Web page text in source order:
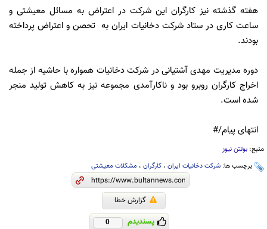
هفته گذشته نیز کارگران این شرکت در اعتراض به مسائل معیشتی و
ساعت کاری در ستاد شرکت دخانیات ایران به تحصن و اعتراض پرداخته
بودند.
دوره مدیریت مهدی آشتیانی در شرکت دخانیات همواره با حاشیه از جمله
اخراج کارگران روبرو بود و ناکارآمدی مجموعه نیز به کاهش تولید منجر
شده است.
انتهای پیام/#
منبع: بولتن نیوز
برچسب ها: شرکت دخانیات ایران ، کارگران ، مشکلات معیشتی
گزارش خطا
پسندیدم 0